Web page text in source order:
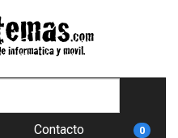
Contacto 0